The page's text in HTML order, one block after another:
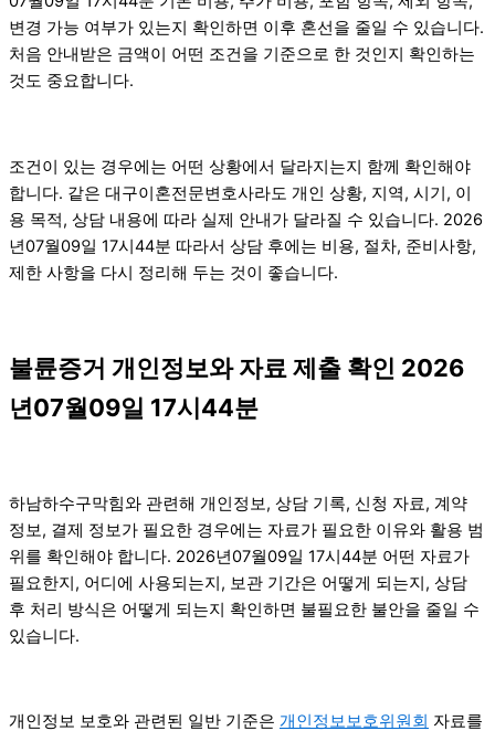
변경 가능 여부가 있는지 확인하면 이후 혼선을 줄일 수 있습니다.
처음 안내받은 금액이 어떤 조건을 기준으로 한 것인지 확인하는
것도 중요합니다.
조건이 있는 경우에는 어떤 상황에서 달라지는지 함께 확인해야
합니다. 같은 대구이혼전문변호사라도 개인 상황, 지역, 시기, 이
용 목적, 상담 내용에 따라 실제 안내가 달라질 수 있습니다. 2026
년07월09일 17시44분 따라서 상담 후에는 비용, 절차, 준비사항,
제한 사항을 다시 정리해 두는 것이 좋습니다.
불륜증거 개인정보와 자료 제출 확인 2026
년07월09일 17시44분
하남하수구막힘와 관련해 개인정보, 상담 기록, 신청 자료, 계약
정보, 결제 정보가 필요한 경우에는 자료가 필요한 이유와 활용 범
위를 확인해야 합니다. 2026년07월09일 17시44분 어떤 자료가
필요한지, 어디에 사용되는지, 보관 기간은 어떻게 되는지, 상담
후 처리 방식은 어떻게 되는지 확인하면 불필요한 불안을 줄일 수
있습니다.
개인정보 보호와 관련된 일반 기준은 개인정보보호위원회 자료를